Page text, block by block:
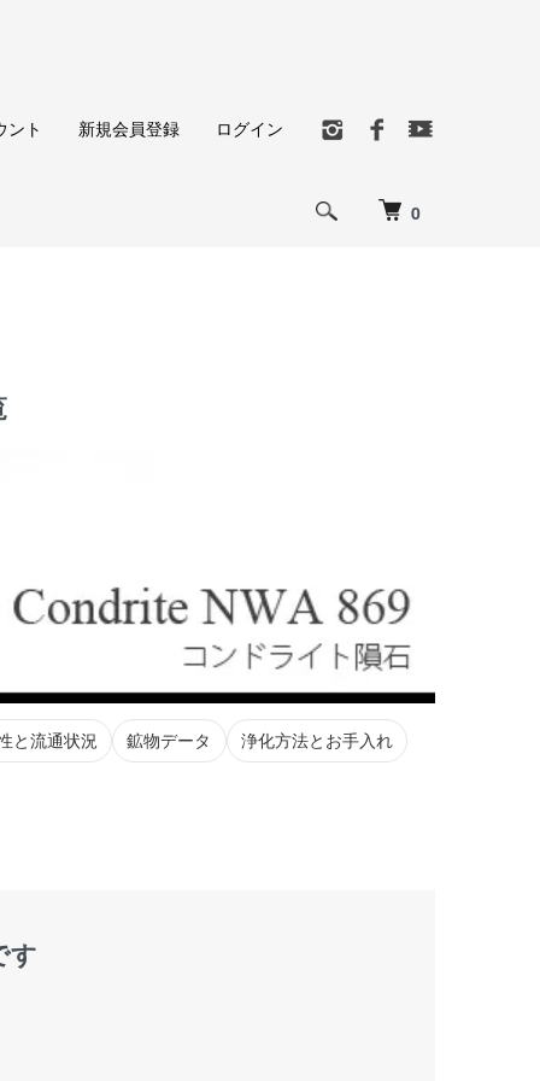
0
ント 新規会員登録 ログイン
と流通状況 鉱物データ 浄化方法とお手入れ
す